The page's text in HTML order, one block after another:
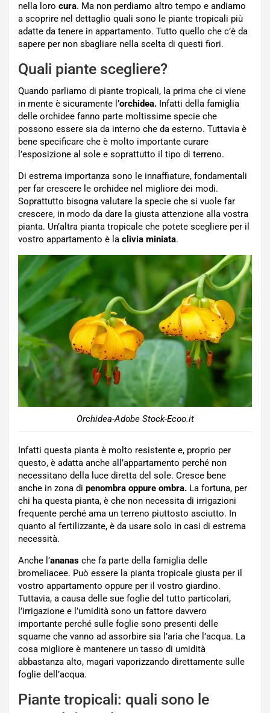
nella loro cura. Ma non perdiamo altro tempo e andiamo
a scoprire nel dettaglio quali sono le piante tropicali più
adatte da tenere in appartamento. Tutto quello che c’è da
sapere per non sbagliare nella scelta di questi fiori.
Quali piante scegliere?
Quando parliamo di piante tropicali, la prima che ci viene
in mente è sicuramente l’orchidea. Infatti della famiglia
delle orchidee fanno parte moltissime specie che
possono essere sia da interno che da esterno. Tuttavia è
bene specificare che è molto importante curare
l’esposizione al sole e soprattutto il tipo di terreno.
Di estrema importanza sono le innaffiature, fondamentali
per far crescere le orchidee nel migliore dei modi.
Soprattutto bisogna valutare la specie che si vuole far
crescere, in modo da dare la giusta attenzione alla vostra
pianta. Un’altra pianta tropicale che potete scegliere per il
vostro appartamento è la clivia miniata.
Orchidea-Adobe Stock-Ecoo.it
Infatti questa pianta è molto resistente e, proprio per
questo, è adatta anche all’appartamento perché non
necessitano della luce diretta del sole. Cresce bene
anche in zona di penombra oppure ombra. La fortuna, per
chi ha questa pianta, è che non necessita di irrigazioni
frequente perché ama un terreno piuttosto asciutto. In
quanto al fertilizzante, è da usare solo in casi di estrema
necessità.
Anche l’ananas che fa parte della famiglia delle
bromeliacee. Può essere la pianta tropicale giusta per il
vostro appartamento oppure per il vostro giardino.
Tuttavia, a causa delle sue foglie del tutto particolari,
l’irrigazione e l’umidità sono un fattore davvero
importante perché sulle foglie sono presenti delle
squame che vanno ad assorbire sia l’aria che l’acqua. La
cosa migliore è mantenere un tasso di umidità
abbastanza alto, magari vaporizzando direttamente sulle
foglie dell’acqua.
Piante tropicali: quali sono le